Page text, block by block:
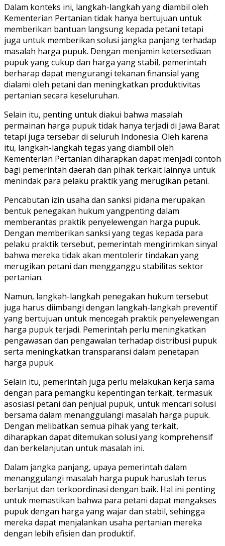
Dalam konteks ini, langkah-langkah yang diambil oleh
Kementerian Pertanian tidak hanya bertujuan untuk
memberikan bantuan langsung kepada petani tetapi
juga untuk memberikan solusi jangka panjang terhadap
masalah harga pupuk. Dengan menjamin ketersediaan
pupuk yang cukup dan harga yang stabil, pemerintah
berharap dapat mengurangi tekanan finansial yang
dialami oleh petani dan meningkatkan produktivitas
pertanian secara keseluruhan.
Selain itu, penting untuk diakui bahwa masalah
permainan harga pupuk tidak hanya terjadi di Jawa Barat
tetapi juga tersebar di seluruh Indonesia. Oleh karena
itu, langkah-langkah tegas yang diambil oleh
Kementerian Pertanian diharapkan dapat menjadi contoh
bagi pemerintah daerah dan pihak terkait lainnya untuk
menindak para pelaku praktik yang merugikan petani.
Pencabutan izin usaha dan sanksi pidana merupakan
bentuk penegakan hukum yangpenting dalam
memberantas praktik penyelewengan harga pupuk.
Dengan memberikan sanksi yang tegas kepada para
pelaku praktik tersebut, pemerintah mengirimkan sinyal
bahwa mereka tidak akan mentolerir tindakan yang
merugikan petani dan mengganggu stabilitas sektor
pertanian.
Namun, langkah-langkah penegakan hukum tersebut
juga harus diimbangi dengan langkah-langkah preventif
yang bertujuan untuk mencegah praktik penyelewengan
harga pupuk terjadi. Pemerintah perlu meningkatkan
pengawasan dan pengawalan terhadap distribusi pupuk
serta meningkatkan transparansi dalam penetapan
harga pupuk.
Selain itu, pemerintah juga perlu melakukan kerja sama
dengan para pemangku kepentingan terkait, termasuk
asosiasi petani dan penjual pupuk, untuk mencari solusi
bersama dalam menanggulangi masalah harga pupuk.
Dengan melibatkan semua pihak yang terkait,
diharapkan dapat ditemukan solusi yang komprehensif
dan berkelanjutan untuk masalah ini.
Dalam jangka panjang, upaya pemerintah dalam
menanggulangi masalah harga pupuk haruslah terus
berlanjut dan terkoordinasi dengan baik. Hal ini penting
untuk memastikan bahwa para petani dapat mengakses
pupuk dengan harga yang wajar dan stabil, sehingga
mereka dapat menjalankan usaha pertanian mereka
dengan lebih efisien dan produktif.